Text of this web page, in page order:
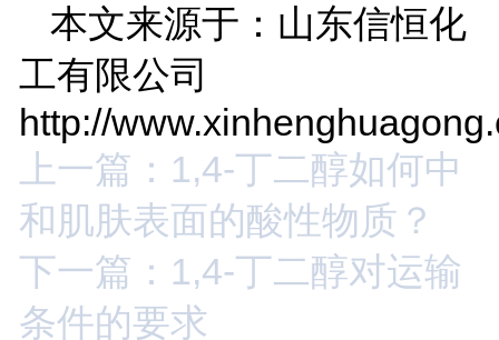
本文来源于：山东信恒化
工有限公司
http://
上一篇：1,4-丁二醇如何中
和肌肤表面的酸性物质？
下一篇：1,4-丁二醇对运输
条件的要求